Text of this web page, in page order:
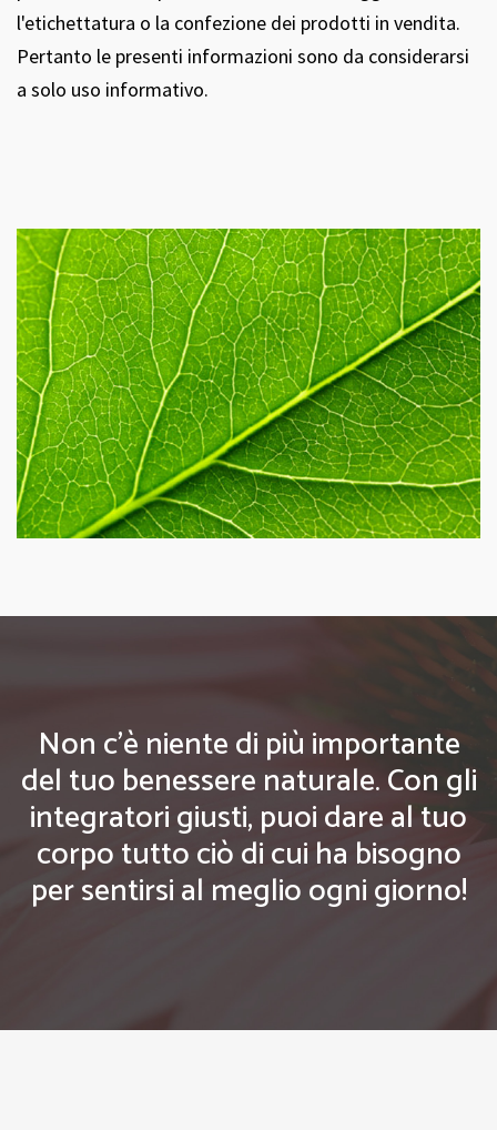
l'etichettatura o la confezione dei prodotti in vendita.
Pertanto le presenti informazioni sono da considerarsi
a solo uso informativo.
Non c'è niente di più importante
del tuo benessere naturale. Con gli
integratori giusti, puoi dare al tuo
corpo tutto ciò di cui ha bisogno
per sentirsi al meglio ogni giorno!